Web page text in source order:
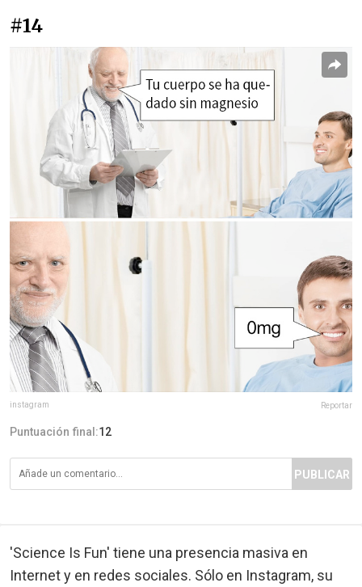
#14
instagram Reportar
Puntuación final:12
PUBLICAR
'Science Is Fun' tiene una presencia masiva en
Internet y en redes sociales. Sólo en Instagram, su